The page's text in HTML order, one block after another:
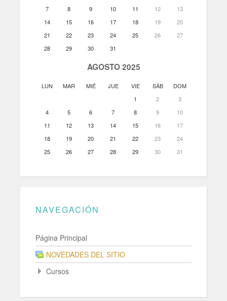
7
8 9 10 11 12
13
14
15 16 17 18 19
20
21
22 23 24 25 26
27
28
29 30 31
AGOSTO 2025
LUN MAR MIÉ JUE VIE SÁB
DOM
1
2
3
4
5 6 7 8 9
10
11
12 13 14 15 16
17
18
19 20 21 22 23
24
25
26 27 28 29 30 31
NAVEGACIÓN
Página Principal
NOVEDADES DEL SITIO
Cursos